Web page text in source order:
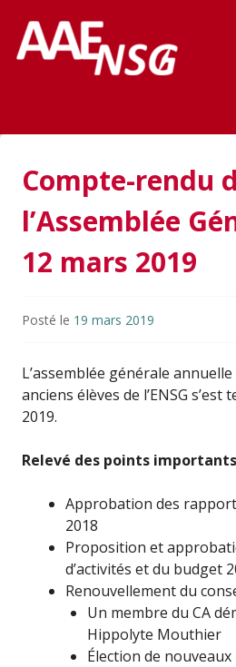
AAE-ENSG
Compte-rendu
l’Assemblée
12 mars 2019
Posté le 19 mars 2019
L’assemblée générale
anciens élèves de l’ENSG
2019.
Relevé des points
Approbation des
2018
Proposition et
d’activités et du budget
Renouvellement du
Un membre du CA
Hippolyte Mouthier
Élection de